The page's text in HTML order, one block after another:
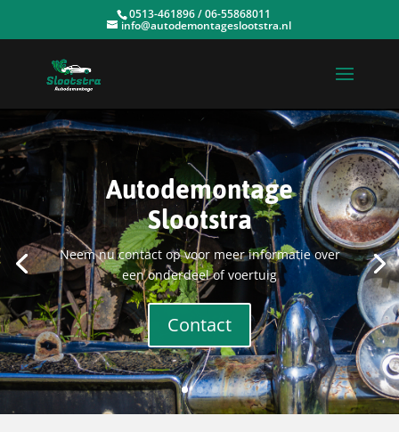
0513-461896 / 06-55868011
info@autodemontageslootstra.nl
Autodemontage
Slootstra
Neem nu contact op voor meer informatie over
een onderdeel of voertuig
Contact